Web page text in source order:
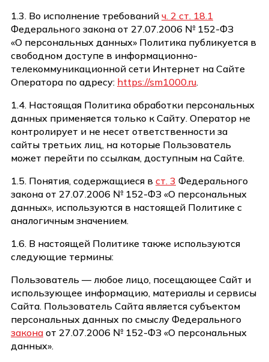
1.3. Во исполнение требований ч. 2 ст. 18.1
Федерального закона от 27.07.2006 № 152-ФЗ
«О персональных данных» Политика публикуется в
свободном доступе в информационно-
телекоммуникационной сети Интернет на Сайте
Оператора по адресу: https://sm1000.ru.
1.4. Настоящая Политика обработки персональных
данных применяется только к Сайту. Оператор не
контролирует и не несет ответственности за
сайты третьих лиц, на которые Пользователь
может перейти по ссылкам, доступным на Сайте.
1.5. Понятия, содержащиеся в ст. 3 Федерального
закона от 27.07.2006 № 152-ФЗ «О персональных
данных», используются в настоящей Политике с
аналогичным значением.
1.6. В настоящей Политике также используются
следующие термины:
Пользователь — любое лицо, посещающее Сайт и
использующее информацию, материалы и сервисы
Сайта. Пользователь Сайта является субъектом
персональных данных по смыслу Федерального
закона от 27.07.2006 № 152-ФЗ «О персональных
данных».